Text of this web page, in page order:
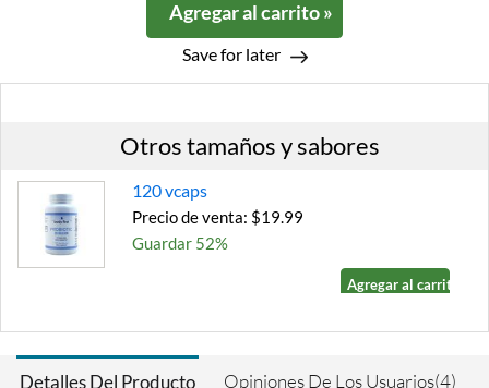
Agregar al carrito »
Save for later
Otros tamaños y sabores
120 vcaps
Precio de venta: $19.99
Guardar 52%
Agregar al carrito »
Detalles Del Producto Opiniones De Los Usuarios(4)